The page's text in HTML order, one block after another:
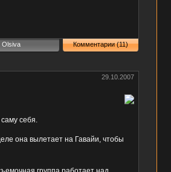
Комментарии (11)
Olsiva
29.10.2007
себя.
она вылетает на Гавайи, чтобы